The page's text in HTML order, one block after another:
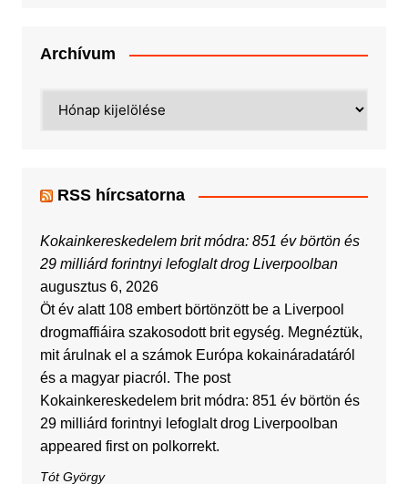
Archívum
RSS hírcsatorna
Kokainkereskedelem brit módra: 851 év börtön és
29 milliárd forintnyi lefoglalt drog Liverpoolban
augusztus 6, 2026
Öt év alatt 108 embert börtönzött be a Liverpool
drogmaffiáira szakosodott brit egység. Megnéztük,
mit árulnak el a számok Európa kokaináradatáról
és a magyar piacról. The post
Kokainkereskedelem brit módra: 851 év börtön és
29 milliárd forintnyi lefoglalt drog Liverpoolban
appeared first on polkorrekt.
Tót György